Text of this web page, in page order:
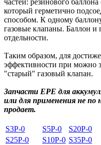
частей: резинового
который герметично
способом. К одному
газовые клапаны. Баллон и
отдельности.
Таким образом, для
эффективности при можно
"старый" газовый клапан.
Запчасти EPE для
или для применения не по
продает.
S3P-0 S5P-0
S20P-0
S25P-0
S10P-0 S35P-0